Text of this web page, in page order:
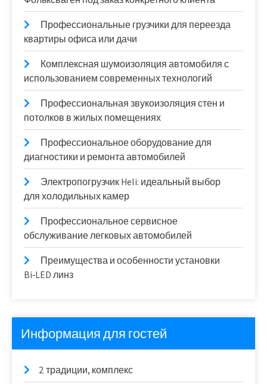
Профессиональные грузчики для переезда
квартиры офиса или дачи
Комплексная шумоизоляция автомобиля с
использованием современных технологий
Профессиональная звукоизоляция стен и
потолков в жилых помещениях
Профессиональное оборудование для
диагностики и ремонта автомобилей
Электропогрузчик Heli: идеальный выбор
для холодильных камер
Профессиональное сервисное
обслуживание легковых автомобилей
Преимущества и особенности установки
Bi‑LED линз
Информация для гостей
2 традиции, комплекс